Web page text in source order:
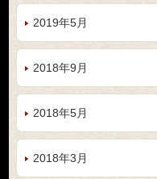
2019年5月
2018年9月
2018年5月
2018年3月